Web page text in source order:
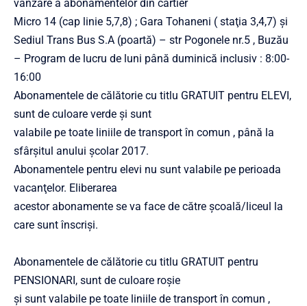
vânzare a abonamentelor din cartier
Micro 14 (cap linie 5,7,8) ; Gara Tohaneni ( staţia 3,4,7) şi
Sediul Trans Bus S.A (poartă) – str Pogonele nr.5 , Buzău
– Program de lucru de luni până duminică inclusiv : 8:00-
16:00
Abonamentele de călătorie cu titlu GRATUIT pentru ELEVI,
sunt de culoare verde şi sunt
valabile pe toate liniile de transport în comun , până la
sfârşitul anului şcolar 2017.
Abonamentele pentru elevi nu sunt valabile pe perioada
vacanţelor. Eliberarea
acestor abonamente se va face de către şcoală/liceul la
care sunt înscrişi.
Abonamentele de călătorie cu titlu GRATUIT pentru
PENSIONARI, sunt de culoare roşie
şi sunt valabile pe toate liniile de transport în comun ,